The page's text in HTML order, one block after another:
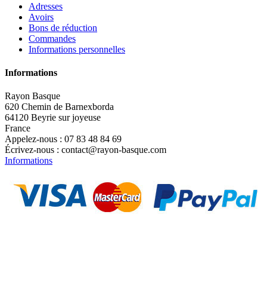
Adresses
Avoirs
Bons de réduction
Commandes
Informations personnelles
Informations
Rayon Basque
620 Chemin de Barnexborda
64120 Beyrie sur joyeuse
France
Appelez-nous : 07 83 48 84 69
Écrivez-nous : contact@rayon-basque.com
Informations